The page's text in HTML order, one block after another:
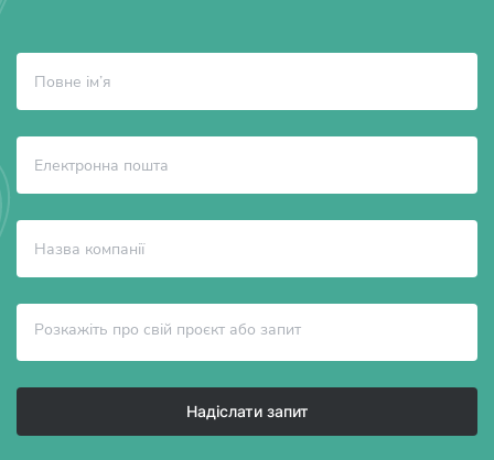
Надіслати запит